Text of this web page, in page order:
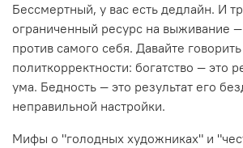
Бессмертный, у вас есть дедлайн. И
ограниченный ресурс на выживание
против самого себя. Давайте
политкорректности: богатство — это
ума. Бедность — это результат его
неправильной настройки.
Мифы о "голодных художниках" и